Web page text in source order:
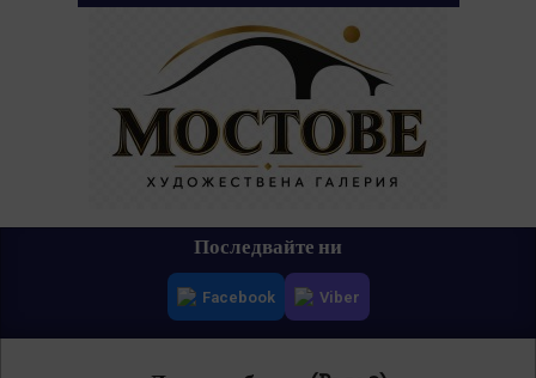
Последвайте ни
Facebook Viber